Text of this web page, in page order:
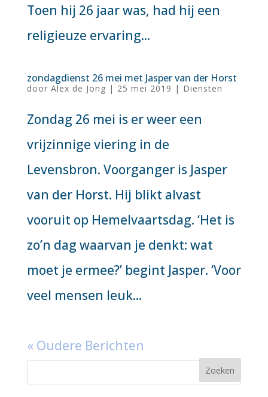
Toen hij 26 jaar was, had hij een
religieuze ervaring...
zondagdienst 26 mei met Jasper van der Horst
door Alex de Jong | 25 mei 2019 | Diensten
Zondag 26 mei is er weer een
vrijzinnige viering in de
Levensbron. Voorganger is Jasper
van der Horst. Hij blikt alvast
vooruit op Hemelvaartsdag. ‘Het is
zo’n dag waarvan je denkt: wat
moet je ermee?’ begint Jasper. ‘Voor
veel mensen leuk...
« Oudere Berichten